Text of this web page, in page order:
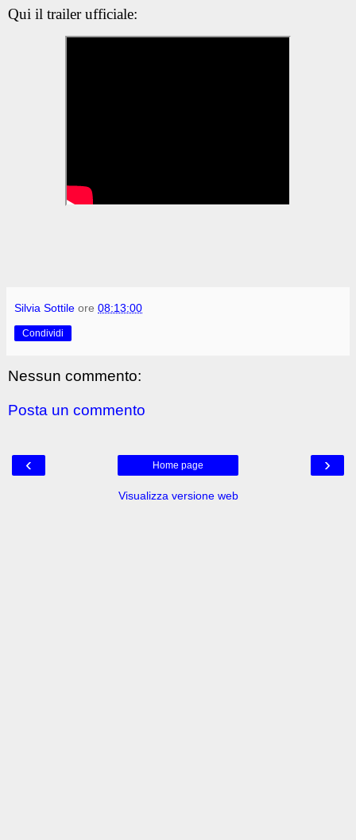
Qui il trailer ufficiale:
Silvia Sottile ore 08:13:00
Condividi
Nessun commento:
Posta un commento
‹ ›
Home page
Visualizza versione web